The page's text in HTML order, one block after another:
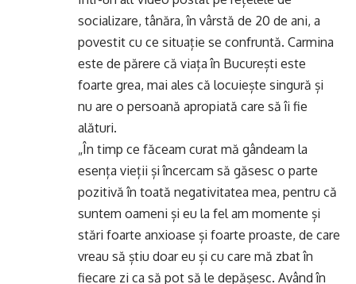
socializare, tânăra, în vârstă de 20 de ani, a
povestit cu ce situație se confruntă. Carmina
este de părere că viața în București este
foarte grea, mai ales că locuiește singură și
nu are o persoană apropiată care să îi fie
alături.
„În timp ce făceam curat mă gândeam la
esența vieții și încercam să găsesc o parte
pozitivă în toată negativitatea mea, pentru că
suntem oameni și eu la fel am momente și
stări foarte anxioase și foarte proaste, de care
vreau să știu doar eu și cu care mă zbat în
fiecare zi ca să pot să le depășesc. Având în